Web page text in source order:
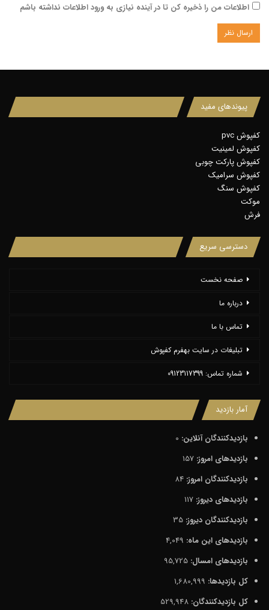
اطلاعات من را ذخیره کن تا در آینده نیازی به ورود اطلاعات نداشته باشم
پیوندهای مفید
کفپوش pvc
کفپوش لمینیت
کفپوش پارکت چوبی
کفپوش سرامیک
کفپوش سنگ
موکت
فرش
دسترسی سریع
صفحه نخست
درباره ما
تماس با ما
تبلیغات در سایت بهفرم کفپوش
شماره تماس: 09123117399
آمار بازدید
بازدیدکنندگان آنلاین: 0
بازدیدهای امروز: 157
بازدیدکنندگان امروز: 84
بازدیدهای دیروز: 117
بازدیدکنندگان دیروز: 35
بازدیدهای این ماه: 4,049
بازدیدهای امسال: 95,725
کل بازدیدها: 1,680,999
کل بازدیدکنند‌گان: 529,948